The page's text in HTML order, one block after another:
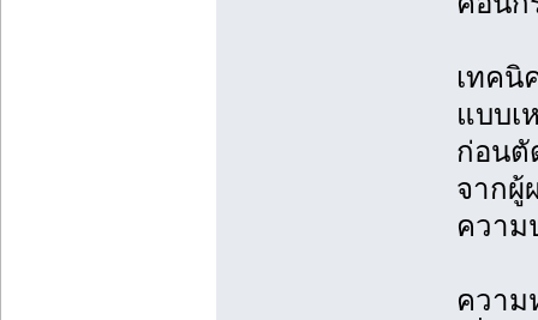
เทคนิ
แบบเ
ก่อนตั
จากผู้
ความ
ความ